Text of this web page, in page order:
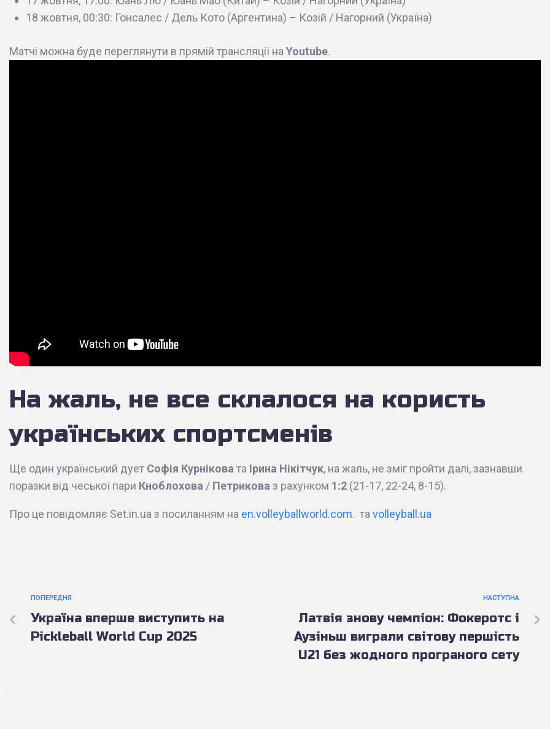
18 жовтня, 00:30: Гонсалес / Дель Кото (Аргентина) – Козій / Нагорний (Україна)
Матчі можна буде переглянути в прямій трансляції наYoutube.
На жаль, не все склалося на користь
українських спортсменів
Ще один український дует Софія Курніковата Ірина Нікітчук, на жаль, не зміг пройти далі, зазнавши
поразки від чеської пари Кноблохова / Петриковаз рахунком 1:2 (21-17, 22-24, 8-15).
Про це повідомляє Set.in.ua з посиланням на en.volleyballworld.com. таvolleyball.ua
ПОПЕРЕДНЯ
Україна вперше виступить на
Pickleball World Cup 2025
НАСТУПНА
Латвія знову чемпіон: Фокеротс і
Аузіньш виграли світову першість
U21 без жодного програного сету